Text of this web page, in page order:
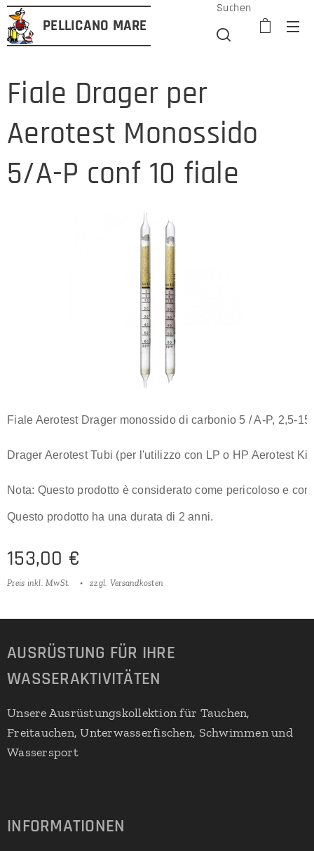
PELLICANO MARE
Suchen
Fiale Drager per
Aerotest Monossido
5/A-P conf 10 fiale
Fiale Aerotest Drager monossido di carbonio 5 / A-P, 2,5-
Drager Aerotest Tubi (per l'utilizzo con LP o HP Aerotest
Nota: Questo prodotto è considerato come pericoloso e
Questo prodotto ha una durata di 2 anni.
153,00 €
Preis inkl. MwSt. zzgl. Versandkosten
AUSRÜSTUNG FÜR IHRE
WASSERAKTIVITÄTEN
Unsere Ausrüstungskollektion für Tauchen,
Freitauchen, Unterwasserfischen, Schwimmen und
Wassersport
INFORMATIONEN